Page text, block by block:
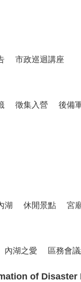
市政巡迴講座
徵集入營 後備
湖 休閒景點 宮
內湖之愛 區務會
of Disaster